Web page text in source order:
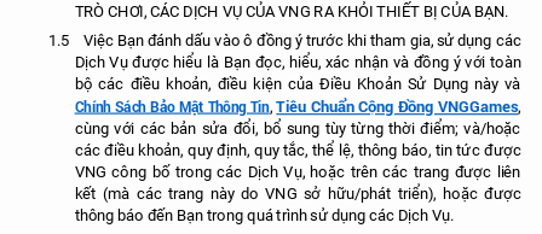
TRÒ CHƠI, CÁC DỊCH VỤ CỦA VNG RA KHỎI THIẾT BỊ CỦA BẠN.
1.5
Việc Bạn đánh dấu vào ô đồng ý trước khi tham gia, sử dụng các
Dịch Vụ được hiểu là Bạn đọc, hiểu, xác nhận và đồng ý với toàn
bộ các điều khoản, điều kiện của Điều Khoản Sử Dụng này và
Chính Sách Bảo Mật Thông Tin,Tiêu Chuẩn Cộng Đồng VNGGames,
cùng với các bản sửa đổi, bổ sung tùy từng thời điểm; và/hoặc
các điều khoản, quy định, quy tắc, thể lệ, thông báo, tin tức được
VNG công bố trong các Dịch Vụ, hoặc trên các trang được liên
kết (mà các trang này do VNG sở hữu/phát triển), hoặc được
thông báo đến Bạn trong quá trình sử dụng các Dịch Vụ.